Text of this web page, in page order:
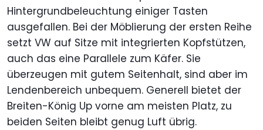
Hintergrundbeleuchtung einiger Tasten
ausgefallen. Bei der Möblierung der ersten Reihe
setzt VW auf Sitze mit integrierten Kopfstützen,
auch das eine Parallele zum Käfer. Sie
überzeugen mit gutem Seitenhalt, sind aber im
Lendenbereich unbequem. Generell bietet der
Breiten-König Up vorne am meisten Platz, zu
beiden Seiten bleibt genug Luft übrig.